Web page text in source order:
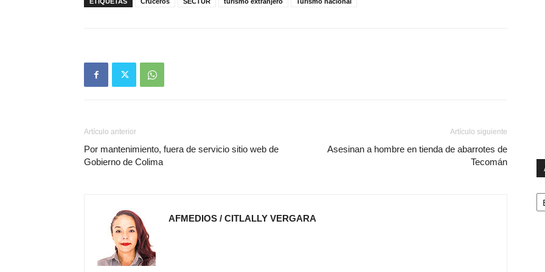
Artículo anterior
Por mantenimiento, fuera de servicio sitio web de
Gobierno de Colima
Artículo siguiente
Asesinan a hombre en tienda de abarrotes de
Tecomán
AFMEDIOS / CITLALLY VERGARA